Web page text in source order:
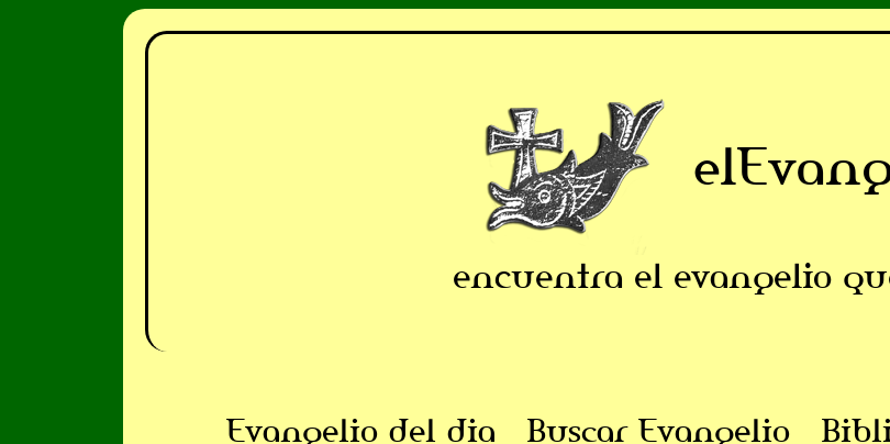
encuentra el evangelio
Evangelio del dia Buscar Evangelio